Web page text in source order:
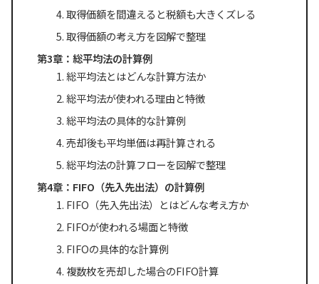
取得価額を間違えると税額も大きくズレる
取得価額の考え方を図解で整理
第3章：総平均法の計算例
総平均法とはどんな計算方法か
総平均法が使われる理由と特徴
総平均法の具体的な計算例
売却後も平均単価は再計算される
総平均法の計算フローを図解で整理
第4章：FIFO（先入先出法）の計算例
FIFO（先入先出法）とはどんな考え方か
FIFOが使われる場面と特徴
FIFOの具体的な計算例
複数枚を売却した場合のFIFO計算